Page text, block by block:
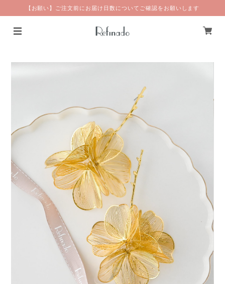
【お願い】ご注文前にお届け日数についてご確認をお願いします